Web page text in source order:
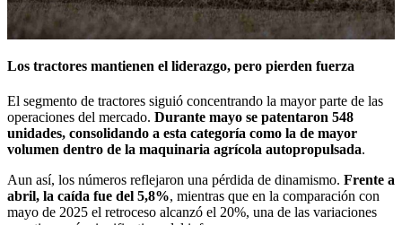
Los tractores mantienen el liderazgo, pero pierden fuerza
El segmento de tractores siguió concentrando la mayor parte de las
operaciones del mercado. Durante mayo se patentaron 548
unidades, consolidando a esta categoría como la de mayor
volumen dentro de la maquinaria agrícola autopropulsada.
Aun así, los números reflejaron una pérdida de dinamismo. Frente a
abril, la caída fue del 5,8%, mientras que en la comparación con
mayo de 2025 el retroceso alcanzó el 20%, una de las variaciones